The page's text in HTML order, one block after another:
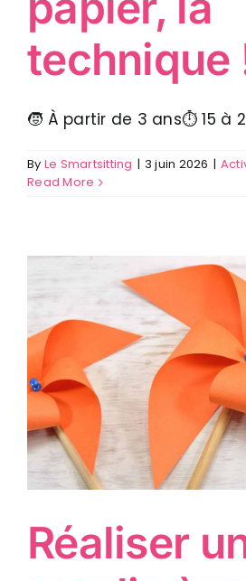
technique
🧒 À partir de 3 ans⏱ 15 à
By Le Smartsitting | 3 juin 2026 |
Read More
Réaliser